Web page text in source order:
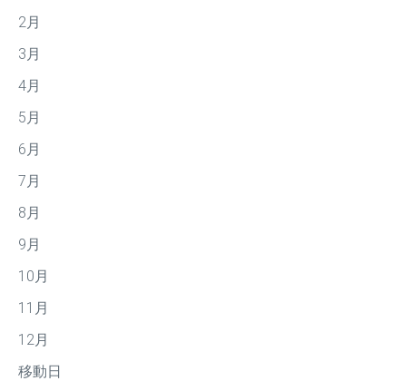
2月
3月
4月
5月
6月
7月
8月
9月
10月
11月
12月
移動日